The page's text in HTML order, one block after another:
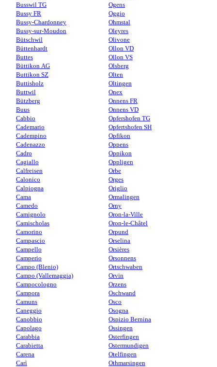
Busswil TG
Bussy FR
Bussy-Chardonney
Bussy-sur-Moudon
Bütschwil
Büttenhardt
Buttes
Büttikon AG
Buttikon SZ
Buttisholz
Buttwil
Bützberg
Buus
Cabbio
Cademario
Cadempino
Cadenazzo
Cadro
Cagiallo
Calfreisen
Calonico
Calpiogna
Cama
Camedo
Camignolo
Camischolas
Camorino
Campascio
Campello
Camperio
Campo (Blenio)
Campo (Vallemaggia)
Campocologno
Campora
Camuns
Caneggio
Canobbio
Capolago
Carabbia
Carabietta
Carena
Carì
Ogens
Oggio
Ohmstal
Oleyres
Olivone
Ollon VD
Ollon VS
Olsberg
Olten
Oltingen
Onex
Onnens FR
Onnens VD
Opfershofen TG
Opfertshofen SH
Opfikon
Oppens
Oppikon
Oppligen
Orbe
Orges
Origlio
Ormalingen
Orny
Oron-la-Ville
Oron-le-Châtel
Orpund
Orselina
Orsières
Orsonnens
Ortschwaben
Orvin
Orzens
Oschwand
Osco
Osogna
Ospizio Bernina
Ossingen
Osterfingen
Ostermundigen
Otelfingen
Othmarsingen